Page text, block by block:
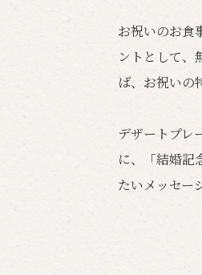
お祝いのお食
ントとして、
ば、お祝いの
デザートプレ
に、「結婚
たいメッセー